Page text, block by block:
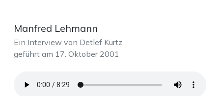
Manfred Lehmann
Ein Interview von Detlef Kurtz
geführt am 17. Oktober 2001